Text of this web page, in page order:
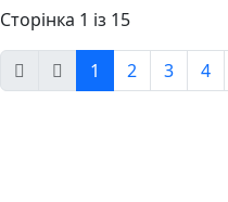
Сторінка 1 із 15
1 2 3 4